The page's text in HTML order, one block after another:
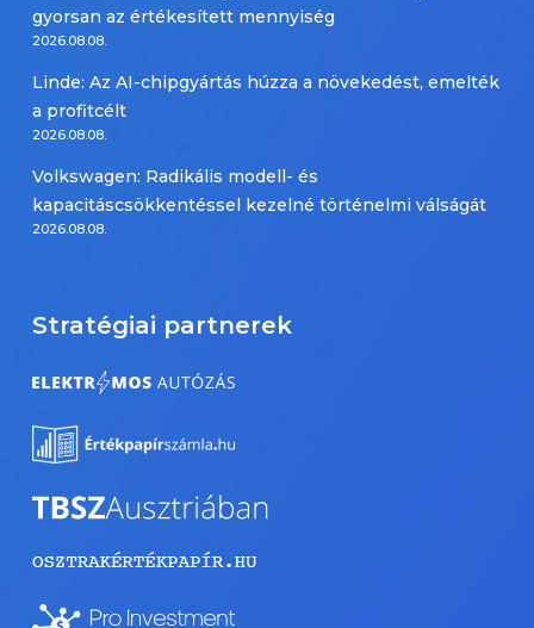
gyorsan az értékesített mennyiség
2026.08.08.
Linde: Az AI-chipgyártás húzza a növekedést, emelték
a profitcélt
2026.08.08.
Volkswagen: Radikális modell- és
kapacitáscsökkentéssel kezelné történelmi válságát
2026.08.08.
Stratégiai partnerek